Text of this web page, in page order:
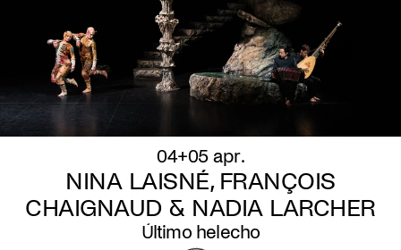
04+05 apr.
NINA LAISNÉ, FRANÇOIS
CHAIGNAUD & NADIA LARCHER
Último helecho